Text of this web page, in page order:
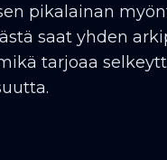
pikalainan
saat yhden
tarjoaa